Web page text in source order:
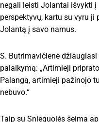
negali leisti Jolantai išvykti
perspektyvų, kartu su vyru
Jolantą į savo namus.
S. Butrimavičienė
palaikymą: „Artimieji
Palangą, artimieji pažinojo
nebuvo.“
Taip su Snieguolės šeima